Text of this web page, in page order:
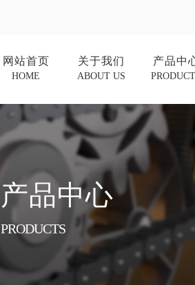
网站首页
HOME
关于我们
ABOUT US
产品中
产品中心
PRODUCTS